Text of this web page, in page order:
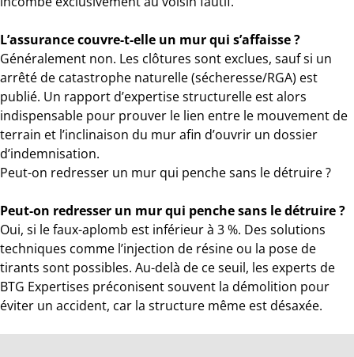
L’assurance couvre-t-elle un mur qui s’affaisse ?
Généralement non. Les clôtures sont exclues, sauf si un
arrêté de catastrophe naturelle (sécheresse/RGA) est
publié. Un rapport d’expertise structurelle est alors
indispensable pour prouver le lien entre le mouvement de
terrain et l’inclinaison du mur afin d’ouvrir un dossier
d’indemnisation.
Peut-on redresser un mur qui penche sans le détruire ?
Peut-on redresser un mur qui penche sans le détruire ?
Oui, si le faux-aplomb est inférieur à 3 %. Des solutions
techniques comme l’injection de résine ou la pose de
tirants sont possibles. Au-delà de ce seuil, les experts de
BTG Expertises préconisent souvent la démolition pour
éviter un accident, car la structure même est désaxée.